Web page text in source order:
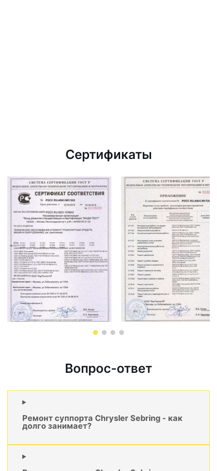
Сертификаты
Вопрос-ответ
Ремонт суппорта Chrysler Sebring - как
долго занимает?